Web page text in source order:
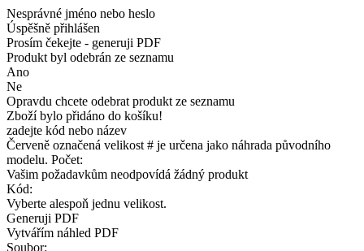
Nesprávné jméno nebo heslo
Úspěšně přihlášen
Prosím čekejte - generuji PDF
Produkt byl odebrán ze seznamu
Ano
Ne
Opravdu chcete odebrat produkt ze seznamu
Zboží bylo přidáno do košíku!
zadejte kód nebo název
Červeně označená velikost # je určena jako náhrada původního
modelu. Počet:
Vašim požadavkům neodpovídá žádný produkt
Kód:
Vyberte alespoň jednu velikost.
Generuji PDF
Vytvářím náhled PDF
Soubor: